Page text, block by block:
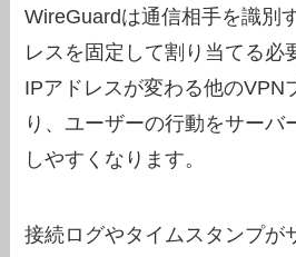
WireGuardは通信相手を識別
レスを固定して割り当てる必
IPアドレスが変わる他のVPN
り、ユーザーの行動をサーバ
しやすくなります。
接続ログやタイムスタンプが